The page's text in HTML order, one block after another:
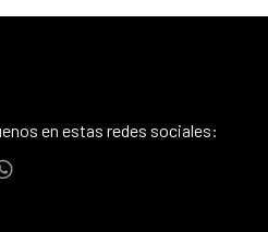
en estas redes sociales: